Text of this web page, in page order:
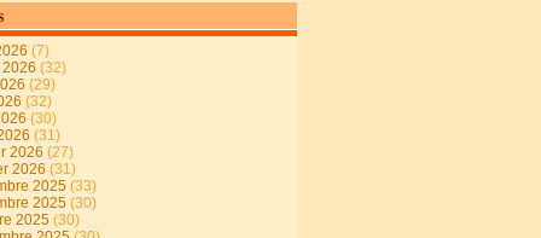
(7)
(32)
(29)
(32)
(30)
(31)
2026 (27)
2026 (31)
2025 (33)
2025 (30)
2025 (30)